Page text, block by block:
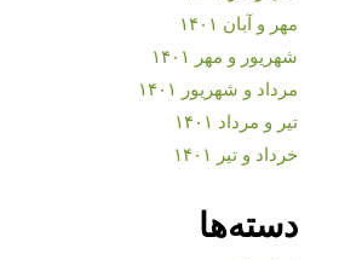
مهر و آبان ۱۴۰۱
شهریور و مهر ۱۴۰۱
مرداد و شهریور ۱۴۰۱
تیر و مرداد ۱۴۰۱
خرداد و تیر ۱۴۰۱
دسته‌ها